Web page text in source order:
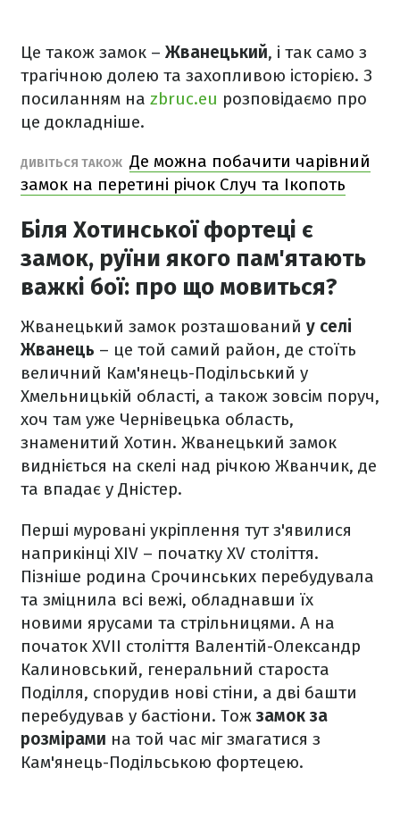
Це також замок – Жванецький, і так само з
трагічною долею та захопливою історією. З
посиланням на zbruc.eu розповідаємо про
це докладніше.
ДИВІТЬСЯ ТАКОЖ Де можна побачити чарівний
замок на перетині річок Случ та Ікопоть
Біля Хотинської фортеці є
замок, руїни якого пам'ятають
важкі бої: про що мовиться?
Жванецький замок розташований у селі
Жванець – це той самий район, де стоїть
величний Кам'янець-Подільський у
Хмельницькій області, а також зовсім поруч,
хоч там уже Чернівецька область,
знаменитий Хотин. Жванецький замок
видніється на скелі над річкою Жванчик, де
та впадає у Дністер.
Перші муровані укріплення тут з'явилися
наприкінці XIV – початку XV століття.
Пізніше родина Срочинських перебудувала
та зміцнила всі вежі, обладнавши їх
новими ярусами та стрільницями. А на
початок XVII століття Валентій-Олександр
Калиновський, генеральний староста
Поділля, спорудив нові стіни, а дві башти
перебудував у бастіони. Тожзамок за
розмірами на той час міг змагатися з
Кам'янець-Подільською фортецею.